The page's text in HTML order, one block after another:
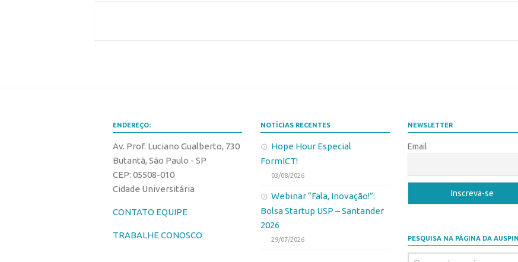
ENDEREÇO:
Av. Prof. Luciano Gualberto, 730
Butantã, São Paulo - SP
CEP: 05508-010
Cidade Universitária
CONTATO EQUIPE
TRABALHE CONOSCO
NOTÍCIAS RECENTES
Hope Hour Especial
FormICT!
03/08/2026
Webinar “Fala, Inovação!”:
Bolsa Startup USP – Santander
2026
29/07/2026
NEWSLETTER
Email
PESQUISA NA PÁGINA DA AUSPIN